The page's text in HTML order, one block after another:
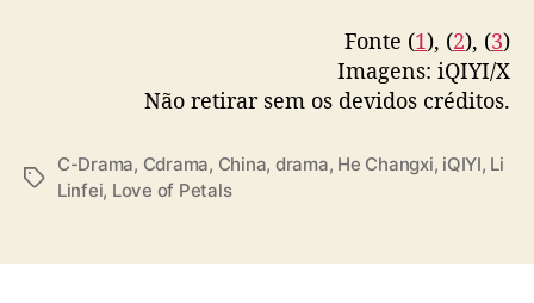
o
v
e
f
a
& FengHua (@InBlossom_Lotus)February 28,
Fonte (1), (2), (3)
Imagens: iQIYI/X
Não retirar sem os devidos créditos.
T
C-Drama, Cdrama, China, drama, He Changxi, iQIYI, Li
Linfei, Love of Petals